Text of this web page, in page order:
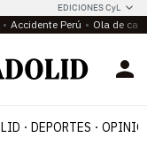
EDICIONES CyL
Accidente Perú Ola de
DEPORTES